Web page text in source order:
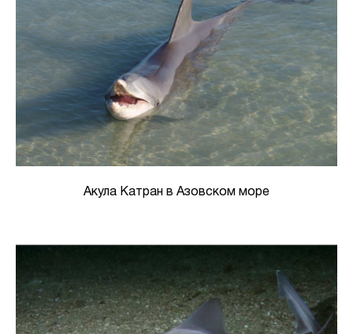
Акула Катран в Азовском море